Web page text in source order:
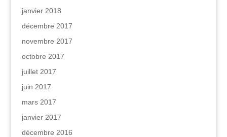
janvier 2018
décembre 2017
novembre 2017
octobre 2017
juillet 2017
juin 2017
mars 2017
janvier 2017
décembre 2016